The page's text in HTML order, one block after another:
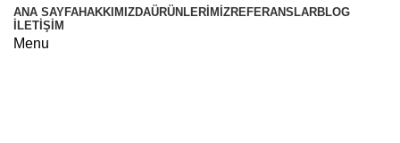
ANA SAYFAHAKKIMIZDAÜRÜNLERIMIZREFERANSLARBLOG
İLETIŞIM
Menu